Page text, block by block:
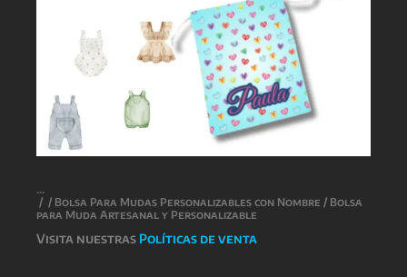
/ / Bolsa Para Mudas Personalizables con Nombre / Bolsa
para Muda Artesanal y Personalizable
Visita nuestras Políticas de venta